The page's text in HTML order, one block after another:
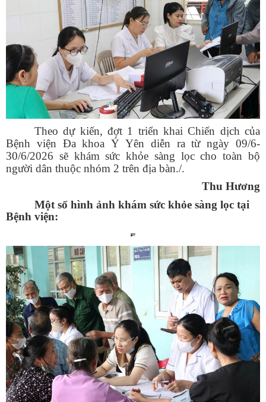
Theodự kiến, đợt 1 triển khai Chiến dịch của
Bệnh viện Đa khoa Ý Yên diễn ra từ ngày 09/6-
30/6/2026 sẽ khámsức khỏe sàng lọccho toàn bộ
người dân thuộc nhóm 2 trên địa bàn./.
Thu Hương
Một số hình ảnh khám sức khỏe sàng lọc tại
Bệnh viện: